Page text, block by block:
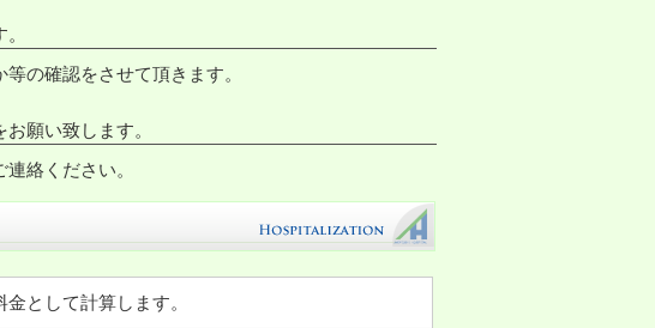
の確認をさせて頂きます。
願い致します。
絡ください。
として計算します。